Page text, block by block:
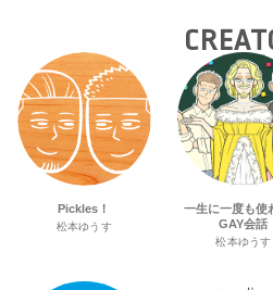
Pickles！
松本ゆうす
一生に一度も使
GAY会話
松本ゆうす